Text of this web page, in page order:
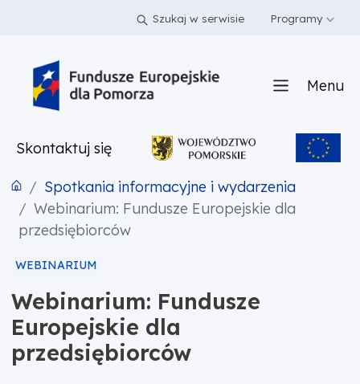
PRZEJDŹ DO TREŚCI Szukaj w serwisie Programy
Menu
Skontaktuj się
Spotkania informacyjne i wydarzenia
Webinarium: Fundusze Europejskie dla
przedsiębiorców
WEBINARIUM
Webinarium: Fundusze
Europejskie dla
przedsiębiorców